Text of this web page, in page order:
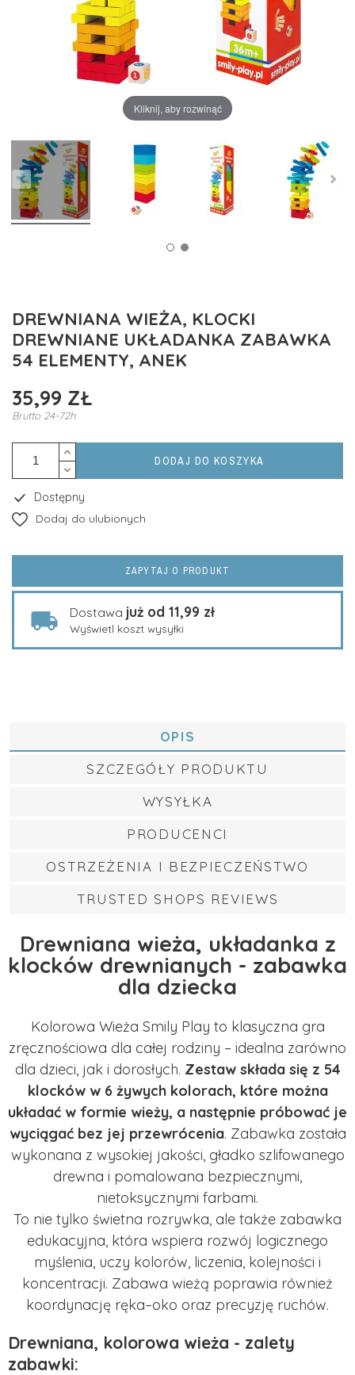
Kliknij, aby rozwinąć
DREWNIANA WIEŻA, KLOCKI
DREWNIANE UKŁADANKA ZABAWKA
54 ELEMENTY, ANEK
35,99 ZŁ
Brutto 24-72h
DODAJ DO KOSZYKA
Dostępny
Dodaj do ulubionych
ZAPYTAJ O PRODUKT
Dostawa już od 11,99 zł
Wyświetl koszt wysyłki
OPIS
SZCZEGÓŁY PRODUKTU
WYSYŁKA
PRODUCENCI
OSTRZEŻENIA I BEZPIECZEŃSTWO
TRUSTED SHOPS REVIEWS
Drewniana wieża, układanka z
klocków drewnianych - zabawka
dla dziecka
Kolorowa Wieża Smily Play to klasyczna gra
zręcznościowa dla całej rodziny – idealna zarówno
dla dzieci, jak i dorosłych. Zestaw składa się z 54
klocków w 6 żywych kolorach, które można
układać w formie wieży, a następnie próbować je
wyciągać bez jej przewrócenia. Zabawka została
wykonana z wysokiej jakości, gładko szlifowanego
drewna i pomalowana bezpiecznymi,
nietoksycznymi farbami.
To nie tylko świetna rozrywka, ale także zabawka
edukacyjna, która wspiera rozwój logicznego
myślenia, uczy kolorów, liczenia, kolejności i
koncentracji. Zabawa wieżą poprawia również
koordynację ręka–oko oraz precyzję ruchów.
Drewniana, kolorowa wieża - zalety
zabawki: